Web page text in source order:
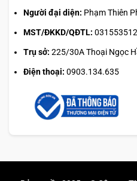
Người đại diện: Phạm Thiên
MST/ĐKKD/QĐTL:
Trụ sở: 225/30A Thoại Ngọc
Điện thoại: 0903.134.635